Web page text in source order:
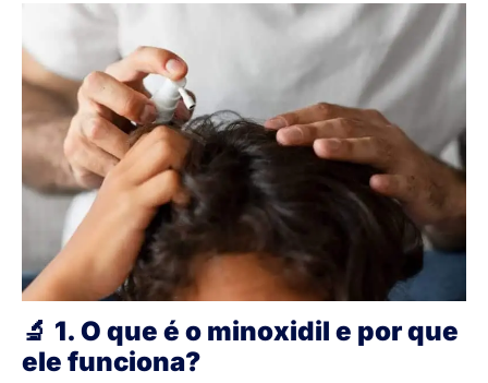
🔬 1. O que é o minoxidil e por que
ele funciona?